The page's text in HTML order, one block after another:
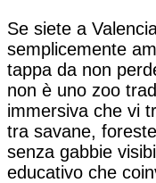
Se siete a
semplicemente
tappa da non
non è uno zoo
immersiva che vi
tra savane,
senza gabbie
educativo che